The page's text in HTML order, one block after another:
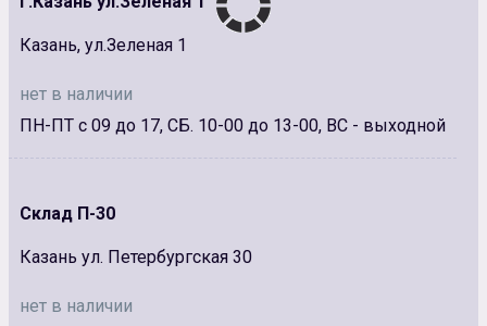
Казань, ул.Зеленая 1
нет в наличии
ПН-ПТ с 09 до 17, СБ. 10-00 до 13-00, ВС - выходной
Склад П-30
Казань ул. Петербургская 30
нет в наличии